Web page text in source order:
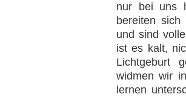
nur bei uns
bereiten
und sind
ist es kalt,
Lichtgeburt
widmen wir
lernen